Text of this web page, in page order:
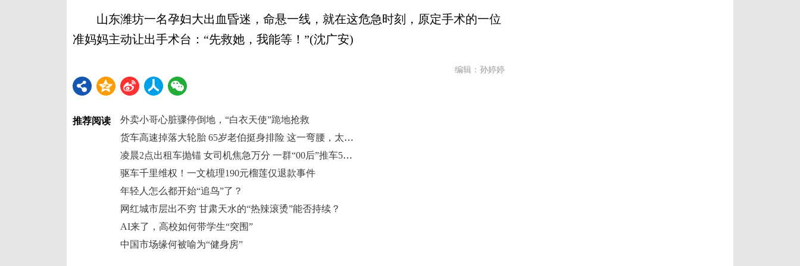
山东潍坊一名孕妇大出血昏迷，命悬一线，就在这危急时刻，原定手术的一位
准妈妈主动让出手术台：“先救她，我能等！”(沈广安)
编辑：孙婷婷
推荐阅读
外卖小哥心脏骤停倒地，“白衣天使”跪地抢救
货车高速掉落大轮胎 65岁老伯挺身排险 这一弯腰，太帅了！
凌晨2点出租车抛锚 女司机焦急万分 一群“00后”推车5公里
驱车千里维权！一文梳理190元榴莲仅退款事件
年轻人怎么都开始“追鸟”了？
网红城市层出不穷 甘肃天水的“热辣滚烫”能否持续？
AI来了，高校如何带学生“突围”
中国市场缘何被喻为“健身房”